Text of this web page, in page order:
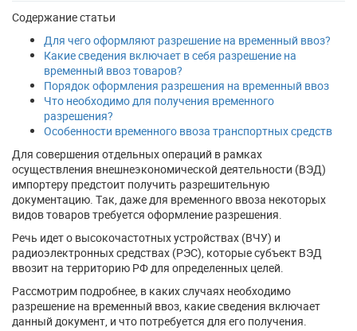
Содержание статьи
Для чего оформляют разрешение на временный ввоз?
Какие сведения включает в себя разрешение на
временный ввоз товаров?
Порядок оформления разрешения на временный ввоз
Что необходимо для получения временного
разрешения?
Особенности временного ввоза транспортных средств
Для совершения отдельных операций в рамках
осуществления внешнеэкономической деятельности (ВЭД)
импортеру предстоит получить разрешительную
документацию. Так, даже для временного ввоза некоторых
видов товаров требуется оформление разрешения.
Речь идет о высокочастотных устройствах (ВЧУ) и
радиоэлектронных средствах (РЭС), которые субъект ВЭД
ввозит на территорию РФ для определенных целей.
Рассмотрим подробнее, в каких случаях необходимо
разрешение на временный ввоз, какие сведения включает
данный документ, и что потребуется для его получения.